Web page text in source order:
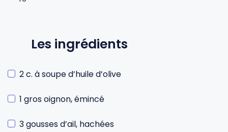
Les ingrédients
2 c. à soupe d’huile d’olive
1 gros oignon, émincé
3 gousses d’ail, hachées